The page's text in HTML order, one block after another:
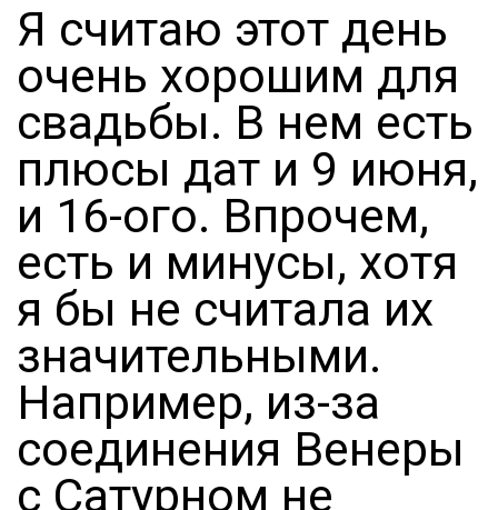
Я считаю этот день
очень хорошим для
свадьбы. В нем есть
плюсы дат и 9 июня,
и 16-ого. Впрочем,
есть и минусы, хотя
я бы не считала их
значительными.
Например, из-за
соединения Венеры
с Сатурном не